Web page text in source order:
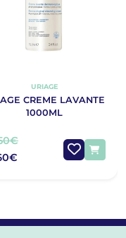
URIAGE
CREME LAVANTE
1000ML